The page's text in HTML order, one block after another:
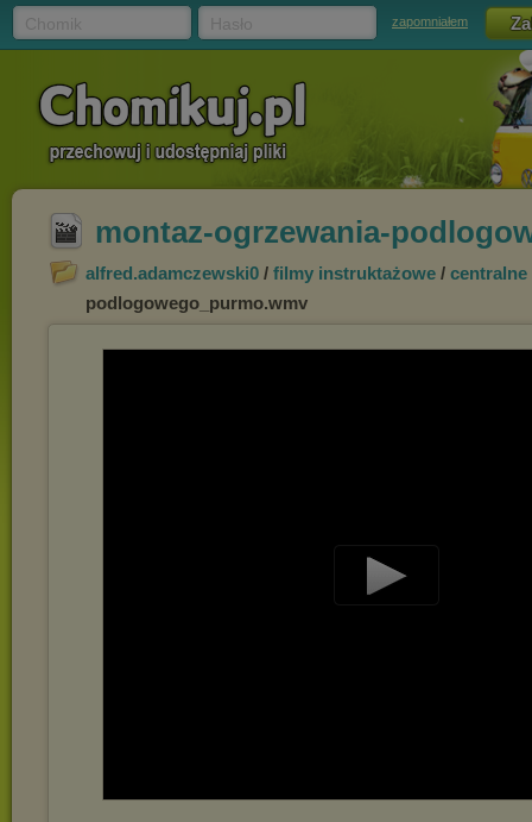
zapomniałem
montaz-ogrzewania-
alfred.adamczewski0 / filmy instruktażowe / centralne
podlogowego_purmo.wmv